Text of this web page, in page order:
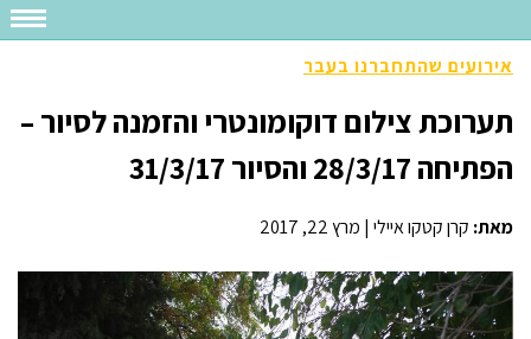
אירועים שהתחברנו בעבר
תערוכת צילום דוקומונטרי והזמנה לסיור –
הפתיחה 28/3/17 והסיור 31/3/17
מאת: קרן קטקו איילי | מרץ 22, 2017